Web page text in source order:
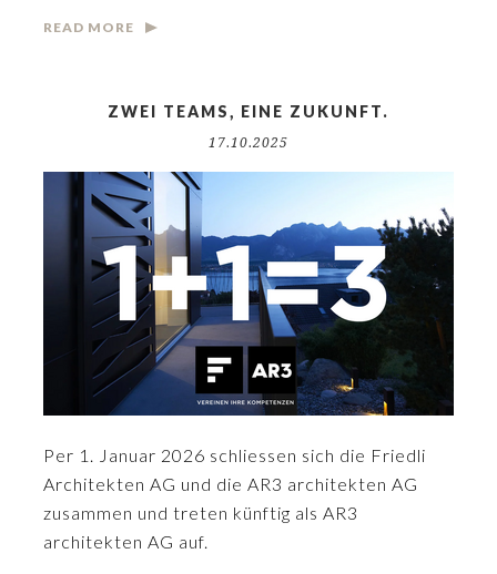
READ MORE
ZWEI TEAMS, EINE ZUKUNFT.
17.10.2025
Per 1. Januar 2026 schliessen sich die Friedli
Architekten AG und die AR3 architekten AG
zusammen und treten künftig als AR3
architekten AG auf.